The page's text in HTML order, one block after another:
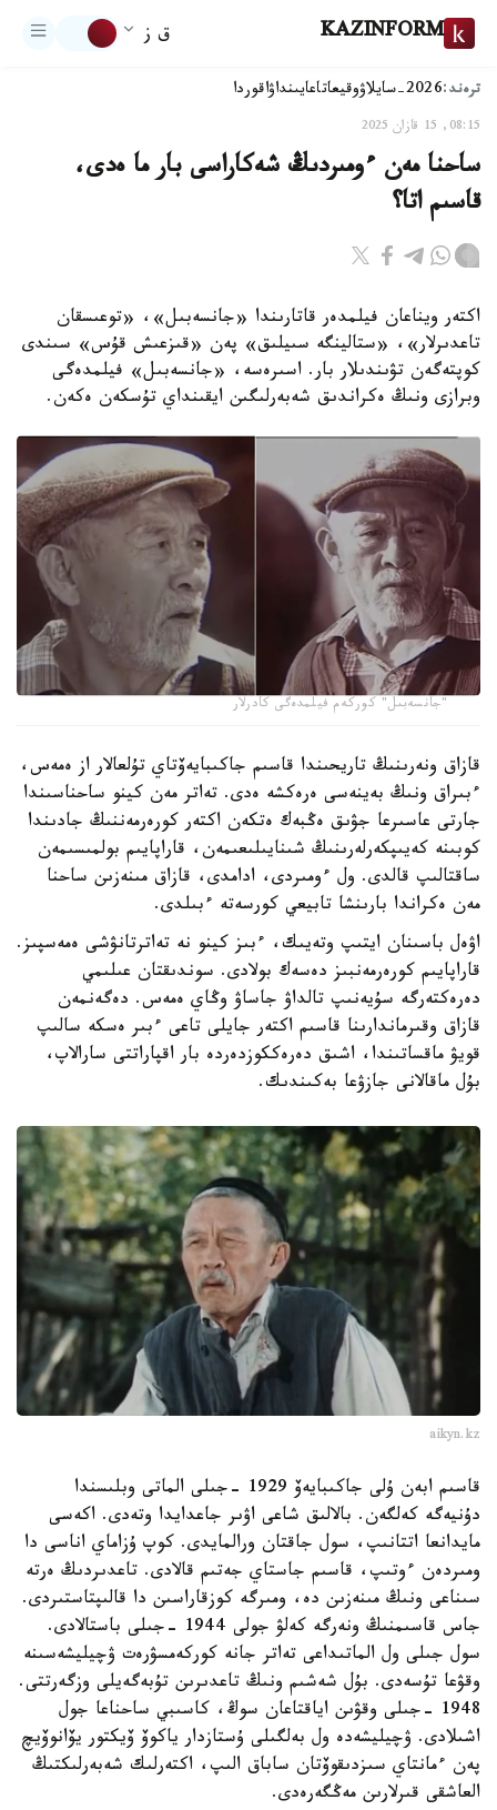
KAZINFORM ق ز
ترەند:2026-سايلاۋ وقيعاتاعايىنداۋاقوردا
08:15, 15 قازان 2025
ساحنا مەن ءومىردىڭ شەكاراسى بار ما ەدى،
قاسىم اتا؟
اكتەر ويناعان فيلمدەر قاتارىندا «جانسەبىل»، «توعىسقان
تاعدىرلار»، «ستالينگە سىيلىق» پەن «قىزعىش قۇس» سىندى
كوپتەگەن تۋىندىلار بار. اسىرەسە، «جانسەبىل» فيلمدەگى
وبرازى ونىڭ ەكراندىق شەبەرلىگىن ايقىنداي تۇسكەن ەكەن.
"جانسەبىل" كوركەم فيلمدەگى كادرلار
قازاق ونەرىنىڭ تاريحىندا قاسىم جاكىبايەۆتاي تۇلعالار از ەمەس،
ءبىراق ونىڭ بەينەسى ەرەكشە ەدى. تەاتر مەن كينو ساحناسىندا
جارتى عاسىرعا جۋىق ەڭبەك ەتكەن اكتەر كورەرمەننىڭ جادىندا
كوبىنە كەيىپكەرلەرىنىڭ شىنايىلىعىمەن، قاراپايىم بولمىسىمەن
ساقتالىپ قالدى. ول ءومىردى، ادامدى، قازاق مىنەزىن ساحنا
مەن ەكراندا بارىنشا تابيعي كورسەتە ءبىلدى.
اۋەل باسىنان ايتىپ وتەيىك، ءبىز كينو نە تەاترتانۋشى ەمەسپىز.
قاراپايىم كورەرمەنبىز دەسەك بولادى. سوندىقتان عىلىمي
دەرەكتەرگە سۇيەنىپ تالداۋ جاساۋ وڭاي ەمەس. دەگەنمەن
قازاق وقىرماندارىنا قاسىم اكتەر جايلى تاعى ءبىر ەسكە سالىپ
قويۋ ماقساتىندا، اشىق دەرەككوزدەردە بار اقپاراتتى سارالاپ،
بۇل ماقالانى جازۋعا بەكىندىك.
aikyn.kz
قاسىم ابەن ۇلى جاكىبايەۆ 1929 -جىلى الماتى وبلىسندا
دۇنيەگە كەلگەن. بالالىق شاعى اۋىر جاعدايدا وتەدى. اكەسى
مايدانعا اتتانىپ، سول جاقتان ورالمايدى. كوپ ۇزاماي اناسى دا
ومىردەن ءوتىپ، قاسىم جاستاي جەتىم قالادى. تاعدىردىڭ ەرتە
سىناعى ونىڭ مىنەزىن دە، ومىرگە كوزقاراسىن دا قالىپتاستىردى.
جاس قاسىمنىڭ ونەرگە كەلۋ جولى 1944 -جىلى باستالادى.
سول جىلى ول الماتىداعى تەاتر جانە كوركەمسۋرەت ۋچيليشەسىنە
وقۋعا تۇسەدى. بۇل شەشىم ونىڭ تاعدىرىن تۇبەگەيلى وزگەرتتى.
1948 -جىلى وقۋىن اياقتاعان سوڭ، كاسىبي ساحناعا جول
اشىلادى. ۋچيليشەدە ول بەلگىلى ۇستازدار ياكوۆ ۆيكتور يۆانوۆيچ
پەن ءمانتاي سىزدىقوۆتان ساباق الىپ، اكتەرلىك شەبەرلىكتىڭ
العاشقى قىرلارىن مەڭگەرەدى.